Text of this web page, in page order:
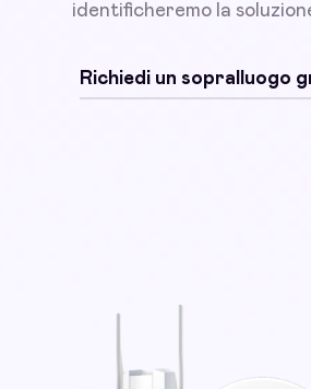
identificheremo la
Richiedi un sopralluogo